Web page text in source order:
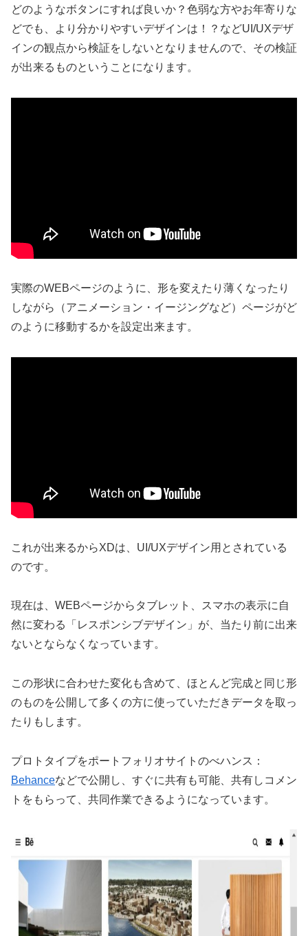
どのようなボタンにすれば良いか？色弱な方やお年寄りな
どでも、より分かりやすいデザインは！？などUI/UXデザ
インの観点から検証をしないとなりませんので、その検証
が出来るものということになります。
実際のWEBページのように、形を変えたり薄くなったり
しながら（アニメーション・イージングなど）ページがど
のように移動するかを設定出来ます。
これが出来るからXDは、UI/UXデザイン用とされている
のです。
現在は、WEBページからタブレット、スマホの表示に自
然に変わる「レスポンシブデザイン」が、当たり前に出来
ないとならなくなっています。
この形状に合わせた変化も含めて、ほとんど完成と同じ形
のものを公開して多くの方に使っていただきデータを取っ
たりもします。
プロトタイプをポートフォリオサイトのべハンス：
Behanceなどで公開し、すぐに共有も可能、共有しコメン
トをもらって、共同作業できるようになっています。